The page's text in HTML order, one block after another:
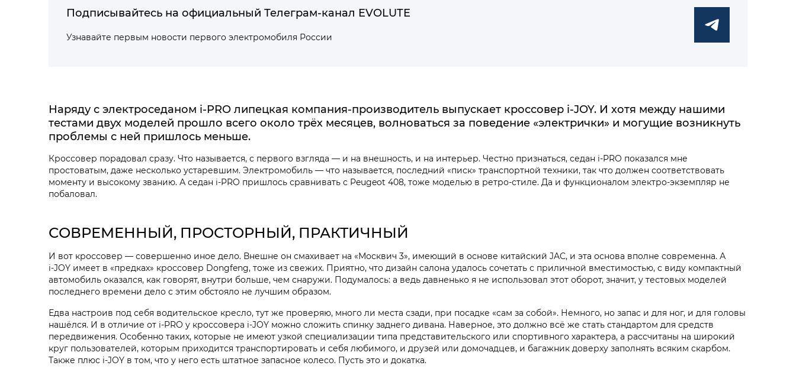
Подписывайтесь на официальный Телеграм-канал EVOLUTE
Узнавайте первым новости первого электромобиля России
Наряду с электроседаном i‑PRO липецкая компания-производитель выпускает кроссовер i‑JOY. И хотя между нашими
тестами двух моделей прошло всего около трёх месяцев, волноваться за поведение «электрички» и могущие возникнуть
проблемы с ней пришлось меньше.
Кроссовер порадовал сразу. Что называется, с первого взгляда — и на внешность, и на интерьер. Честно признаться, седан i‑PRO показался мне
простоватым, даже несколько устаревшим. Электромобиль — что называется, последний «писк» транспортной техники, так что должен соответствовать
моменту и высокому званию. А седан i‑PRO пришлось сравнивать с Peugeot 408, тоже моделью в ретро-стиле. Да и функционалом электро-экземпляр не
побаловал.
СОВРЕМЕННЫЙ, ПРОСТОРНЫЙ, ПРАКТИЧНЫЙ
И вот кроссовер — совершенно иное дело. Внешне он смахивает на «Москвич 3», имеющий в основе китайский JAC, и эта основа вполне современна. А
i‑JOY имеет в «предках» кроссовер Dongfeng, тоже из свежих. Приятно, что дизайн салона удалось сочетать с приличной вместимостью, с виду компактный
автомобиль оказался, как говорят, внутри больше, чем снаружи. Подумалось: а ведь давненько я не использовал этот оборот, значит, у тестовых моделей
последнего времени дело с этим обстояло не лучшим образом.
Едва настроив под себя водительское кресло, тут же проверяю, много ли места сзади, при посадке «сам за собой». Немного, но запас и для ног, и для головы
нашёлся. И в отличие от i‑PRO у кроссовера i‑JOY можно сложить спинку заднего дивана. Наверное, это должно всё же стать стандартом для средств
передвижения. Особенно таких, которые не имеют узкой специализации типа представительского или спортивного характера, а рассчитаны на широкий
круг пользователей, которым приходится транспортировать и себя любимого, и друзей или домочадцев, и багажник доверху заполнять всяким скарбом.
Также плюс i‑JOY в том, что у него есть штатное запасное колесо. Пусть это и докатка.